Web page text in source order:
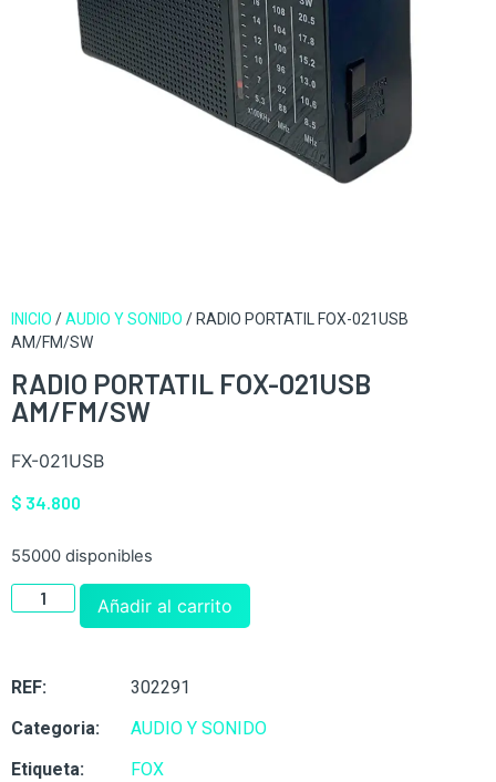
INICIO /AUDIO Y SONIDO / RADIO PORTATIL FOX-021USB
AM/FM/SW
RADIO PORTATIL FOX-021USB
AM/FM/SW
FX-021USB
$ 34.800
55000 disponibles
Añadir al carrito
REF:
302291
Categoria:
AUDIO Y SONIDO
Etiqueta:
FOX